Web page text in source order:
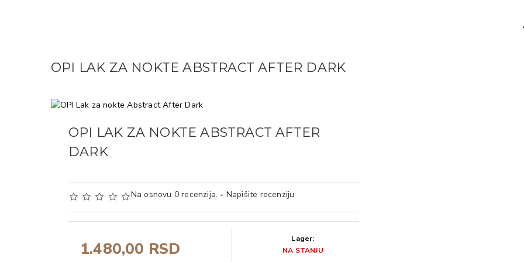
OPI LAK ZA NOKTE ABSTRACT AFTER DARK
OPI LAK ZA NOKTE ABSTRACT AFTER
DARK
Na osnovu 0 recenzija. - Napišite recenziju
1.480,00 RSD
Lager:
NA STANJU